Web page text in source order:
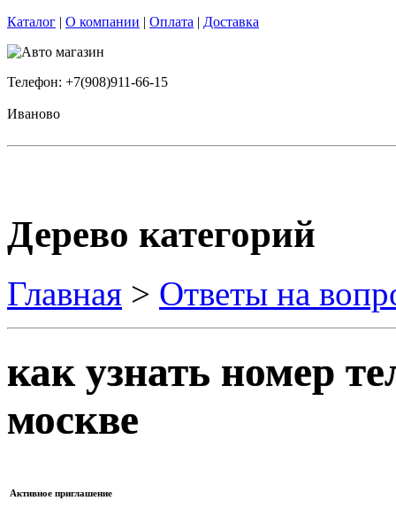
Каталог | О компании | Оплата | Доставка
Телефон: +7(908)911-66-15
Иваново
Дерево категорий
Главная > Ответы на
как узнать номер
москве
Активное приглашение